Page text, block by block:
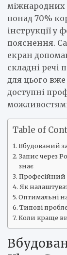
міжнародних
понад 70%
інструкції у
пояснення.
екран
складні речі
для цього
доступні
Table of
Вбудований
Запис через
знає
Професійний
Як
Оптимальні
Типові
Коли краще